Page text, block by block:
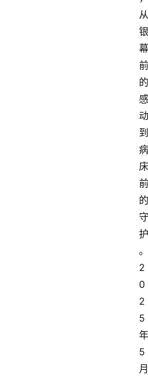
从
银
幕
前
的
感
动
到
病
床
前
的
守
护
。
2
0
2
5
年
5
月